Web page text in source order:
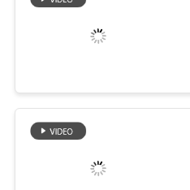
AU
SUJET